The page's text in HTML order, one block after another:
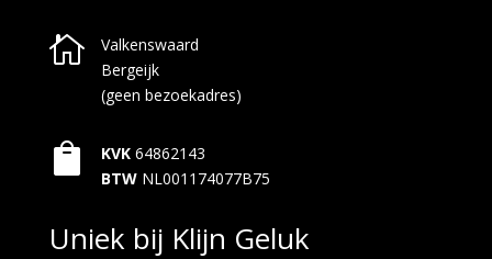

Valkenswaard
Bergeijk
(geen bezoekadres)
 KVK 64862143
BTW NL001174077B75
Uniek bij Klijn Geluk